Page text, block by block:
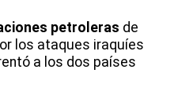
petroleras de
los ataques iraquíes
a los dos países